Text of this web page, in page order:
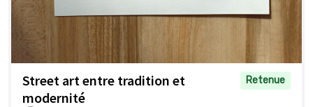
Street art entre tradition et
modernité
Retenue